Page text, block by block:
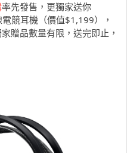
率先發售，更獨家送你
競耳機（價值$1,199），
贈品數量有限，送完即止，